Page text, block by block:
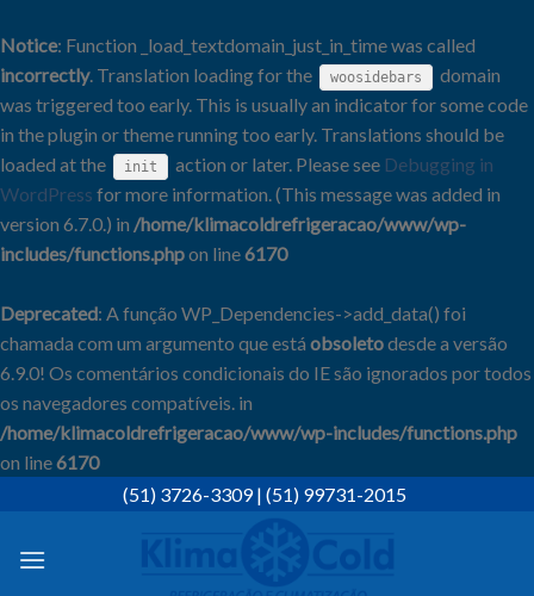
Notice: Function _load_textdomain_just_in_time was called
incorrectly. Translation loading for the woosidebars
domain
was triggered too early. This is usually an indicator for some code
in the plugin or theme running too early. Translations should be
loaded at the
init action or later. Please see Debugging in
WordPress for more information. (This message was added in
version 6.7.0.) in /home/klimacoldrefrigeracao/www/wp-
includes/functions.phpon line6170
Deprecated: A função WP_Dependencies->add_data() foi
chamada com um argumento que está obsoletodesde a versão
6.9.0! Os comentários condicionais do IE são ignorados por todos
os navegadores compatíveis. in
/home/klimacoldrefrigeracao/www/wp-includes/functions.php
on line6170
content
(51) 3726-3309| (51) 99731-2015